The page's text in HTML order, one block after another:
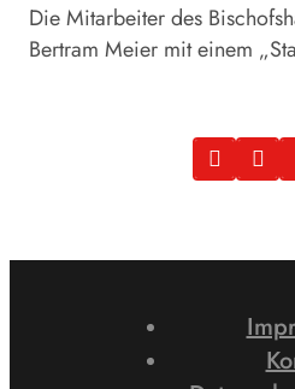
Die Mitarbeiter des
Bertram Meier mit einem